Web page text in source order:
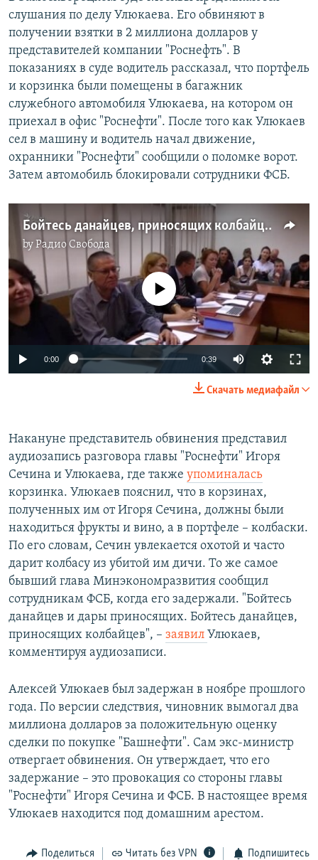
слушания по делу Улюкаева. Его обвиняют в
получении взятки в 2 миллиона долларов у
представителей компании "Роснефть". В
показаниях в суде водитель рассказал, что портфель
и корзинка были помещены в багажник
служебного автомобиля Улюкаева, на котором он
приехал в офис "Роснефти". После того как Улюкаев
сел в машину и водитель начал движение,
охранники "Роснефти" сообщили о поломке ворот.
Затем автомобиль блокировали сотрудники ФСБ.
Бойтесь данайцев, приносящих колбайцев", – заявил Улюкаев в суде
byРадио Свобода
No media source currently available
0:00 0:39
Скачать медиафайл
Накануне представитель обвинения представил
аудиозапись разговора главы "Роснефти" Игоря
Сечина и Улюкаева, где также упоминалась
корзинка. Улюкаев пояснил, что в корзинах,
полученных им от Игоря Сечина, должны были
находиться фрукты и вино, а в портфеле – колбаски.
По его словам, Сечин увлекается охотой и часто
дарит колбасу из убитой им дичи. То же самое
бывший глава Минэкономразвития сообщил
сотрудникам ФСБ, когда его задержали. "Бойтесь
данайцев и дары приносящих. Бойтесь данайцев,
приносящих колбайцев", – заявил Улюкаев,
комментируя аудиозаписи.
Алексей Улюкаев был задержан в ноябре прошлого
года. По версии следствия, чиновник вымогал два
миллиона долларов за положительную оценку
сделки по покупке "Башнефти". Сам экс-министр
отвергает обвинения. Он утверждает, что его
задержание – это провокация со стороны главы
"Роснефти" Игоря Сечина и ФСБ. В настоящее время
Улюкаев находится под домашним арестом.
Поделиться Читать без VPN Подпишитесь